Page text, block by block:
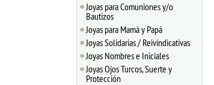
Joyas para Comuniones y/o
Bautizos
Joyas para Mamá y Papá
Joyas Solidarias / Reivindicativas
Joyas Nombres e Iniciales
Joyas Ojos Turcos, Suerte y
Protección